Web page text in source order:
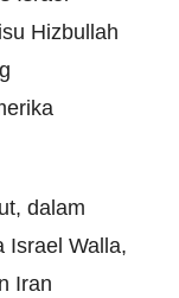
Hizbullah
dalam
Israel Walla,
Iran